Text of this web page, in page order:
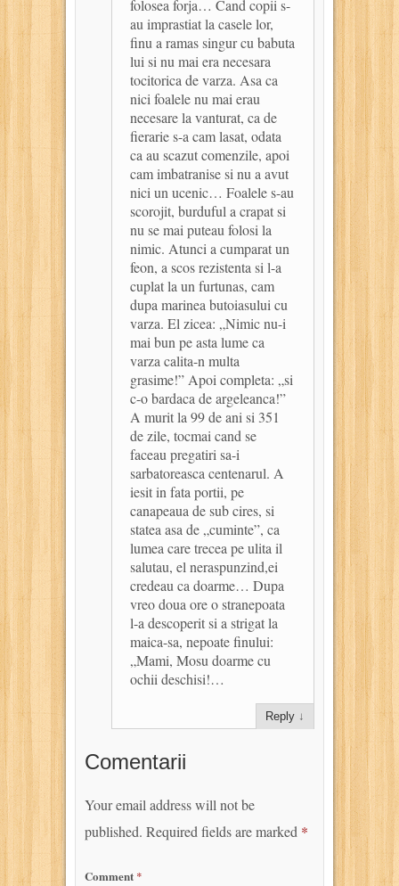
folosea forja… Cand copii s-
au imprastiat la casele lor,
finu a ramas singur cu babuta
lui si nu mai era necesara
tocitorica de varza. Asa ca
nici foalele nu mai erau
necesare la vanturat, ca de
fierarie s-a cam lasat, odata
ca au scazut comenzile, apoi
cam imbatranise si nu a avut
nici un ucenic… Foalele s-au
scorojit, burduful a crapat si
nu se mai puteau folosi la
nimic. Atunci a cumparat un
feon, a scos rezistenta si l-a
cuplat la un furtunas, cam
dupa marinea butoiasului cu
varza. El zicea: „Nimic nu-i
mai bun pe asta lume ca
varza calita-n multa
grasime!” Apoi completa: „si
c-o bardaca de argeleanca!”
A murit la 99 de ani si 351
de zile, tocmai cand se
faceau pregatiri sa-i
sarbatoreasca centenarul. A
iesit in fata portii, pe
canapeaua de sub cires, si
statea asa de „cuminte”, ca
lumea care trecea pe ulita il
salutau, el neraspunzind,ei
credeau ca doarme… Dupa
vreo doua ore o stranepoata
l-a descoperit si a strigat la
maica-sa, nepoate finului:
„Mami, Mosu doarme cu
ochii deschisi!…
Reply ↓
Comentarii
Your email address will not be
published. Required fields are marked *
Comment *